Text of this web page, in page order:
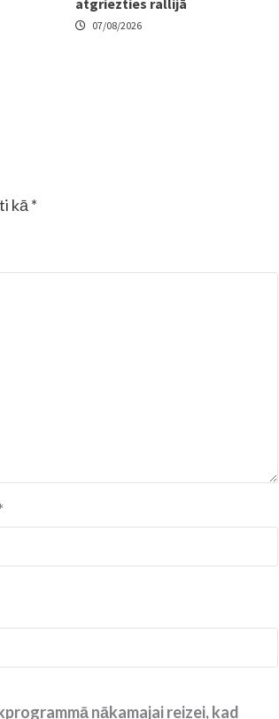
atgriezties rallijā
07/08/2026
kā*
nākamajai reizei, kad